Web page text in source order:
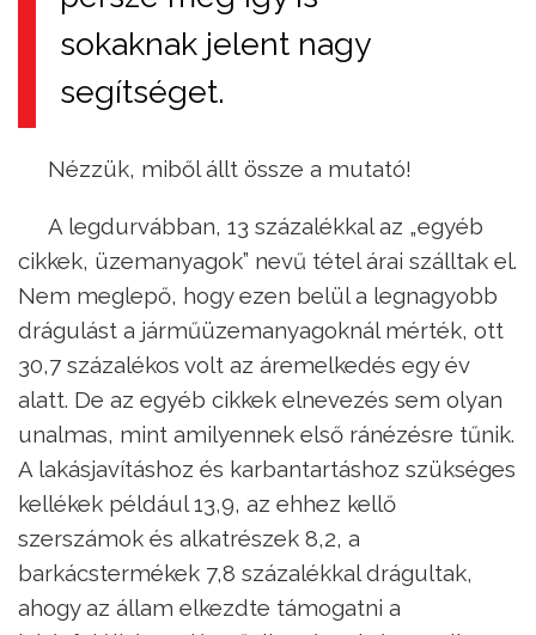
sokaknak jelent nagy
segítséget.
Nézzük, miből állt össze a mutató!
A legdurvábban, 13 százalékkal az „egyéb
cikkek, üzemanyagok” nevű tétel árai szálltak el.
Nem meglepő, hogy ezen belül a legnagyobb
drágulást a járműüzemanyagoknál mérték, ott
30,7 százalékos volt az áremelkedés egy év
alatt. De az egyéb cikkek elnevezés sem olyan
unalmas, mint amilyennek első ránézésre tűnik.
A lakásjavításhoz és karbantartáshoz szükséges
kellékek például 13,9, az ehhez kellő
szerszámok és alkatrészek 8,2, a
barkácstermékek 7,8 százalékkal drágultak,
ahogy az állam elkezdte támogatni a